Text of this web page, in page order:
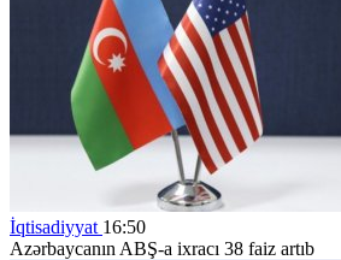
İqtisadiyyat 16:50
Azərbaycanın ABŞ-a ixracı 38 faiz artıb